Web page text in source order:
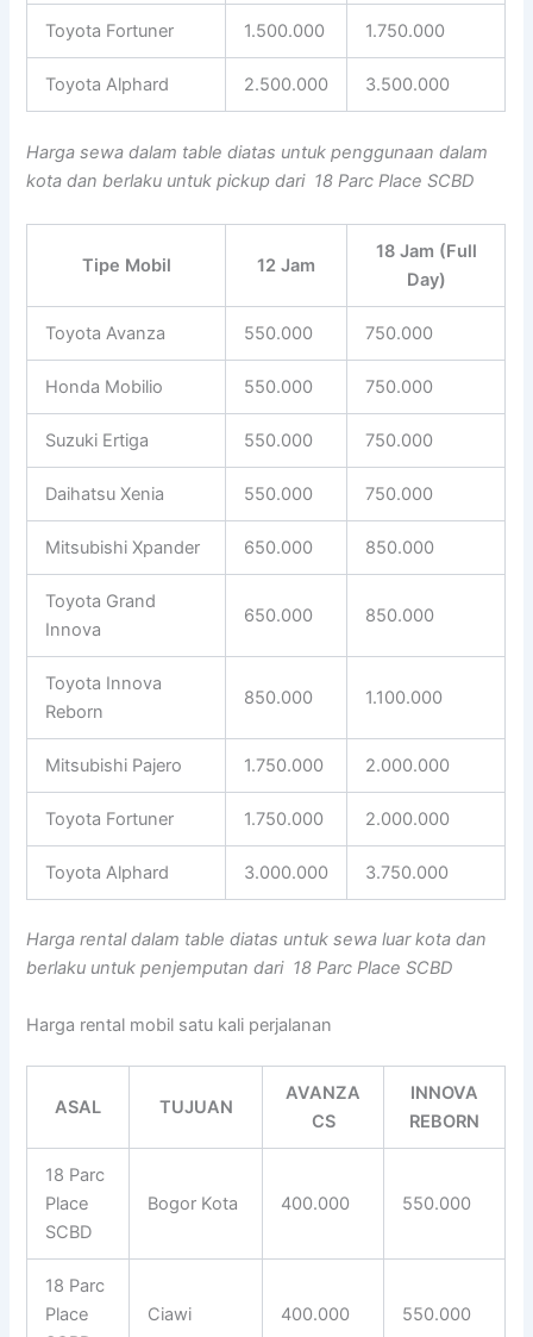
Toyota Fortuner 1.500.000 1.750.000
Toyota Alphard 2.500.000 3.500.000
Harga sewa dalam table diatas untuk penggunaan dalam
kota dan berlaku untuk pickup dari 18 Parc Place SCBD
Tipe Mobil 12 Jam
18 Jam (Full
Day)
Toyota Avanza 550.000 750.000
Honda Mobilio 550.000 750.000
Suzuki Ertiga 550.000 750.000
Daihatsu Xenia 550.000 750.000
Mitsubishi Xpander 650.000 850.000
Toyota Grand
Innova
650.000 850.000
Toyota Innova
Reborn
850.000 1.100.000
Mitsubishi Pajero 1.750.000 2.000.000
Toyota Fortuner 1.750.000 2.000.000
Toyota Alphard 3.000.000 3.750.000
Harga rental dalam table diatas untuk sewa luar kota dan
berlaku untuk penjemputan dari 18 Parc Place SCBD
Harga rental mobil satu kali perjalanan
ASAL TUJUAN
AVANZA
CS
INNOVA
REBORN
18 Parc
Place
SCBD
Bogor Kota 400.000 550.000
18 Parc
Place
Ciawi 400.000 550.000